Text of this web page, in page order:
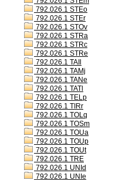
792.026.1 STEo
792.026.1 STEr
792.026.1 STOv
792.026.1 STRa
792.026.1 STRc
792.026.1 STRe
792.026.1 TAIl
792.026.1 TAMj
792.026.1 TANe
792.026.1 TATl
792.026.1 TELp
792.026.1 TIRr
792.026.1 TOLq
792.026.1 TOSm
792.026.1 TOUa
792.026.1 TOUp
792.026.1 TOUt
792.026.1 TRE
792.026.1 UNId
792.026.1 UNIe